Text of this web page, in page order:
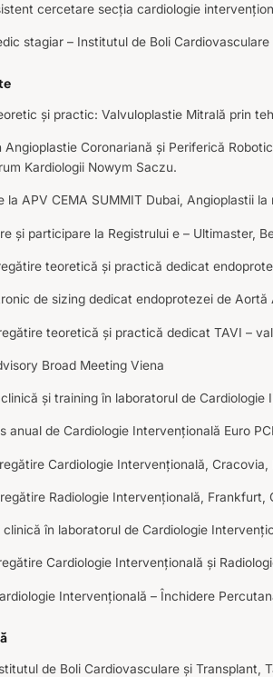
cercetare secția cardiologie
stagiar – Institutul de Boli
și practic: Valvuloplastie Mitrală prin
Angioplastie Coronariană și Periferică
Kardiologii Nowym Saczu.
la APV CEMA SUMMIT Dubai, Angioplastii
și participare la Registrului e – Ultimaster,
teoretică și practică dedicat
de sizing dedicat endoprotezei de Aortă
teoretică și practică dedicat TAVI –
Broad Meeting Viena
și training în laboratorul de Cardiologie
anual de Cardiologie Intervențională Euro
Cardiologie Intervențională, Cracovia,
Radiologie Intervențională, Frankfurt,
în laboratorul de Cardiologie
Cardiologie Intervențională și
Intervențională – Închidere
de Boli Cardiovasculare și Transplant,